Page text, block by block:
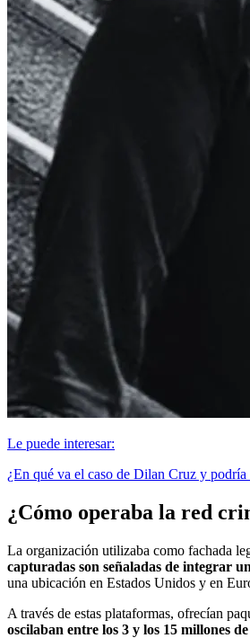
Le puede interesar:
¿En qué va el caso de Dilan Cruz y
¿Cómo operaba la red
La organización utilizaba como fachada
capturadas son señaladas de integrar
una ubicación en Estados Unidos y en
A través de estas plataformas, ofrecían
oscilaban entre los 3 y los 15 millones de